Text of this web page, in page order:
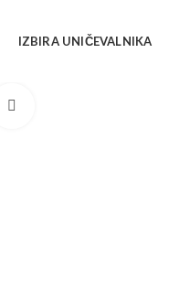
IZBIRA UNIČEVALNIKA